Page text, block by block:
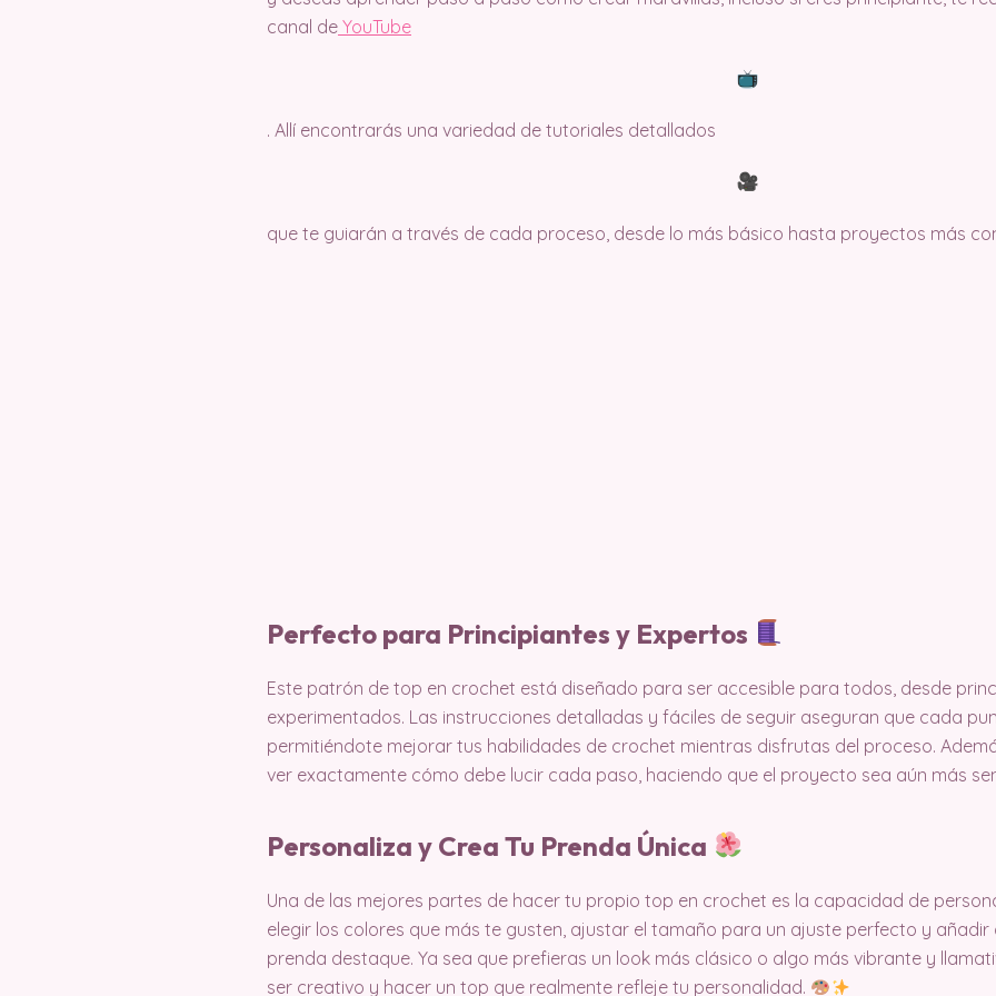
canal de YouTube
. Allí encontrarás una variedad de tutoriales detallados
que te guiarán a través de cada proceso, desde lo más básico hasta proyectos más
Perfecto para Principiantes y Expertos
Este patrón de top en crochet está diseñado para ser accesible para todos, desde
experimentados. Las instrucciones detalladas y fáciles de seguir aseguran que cada
permitiéndote mejorar tus habilidades de crochet mientras disfrutas del proceso.
ver exactamente cómo debe lucir cada paso, haciendo que el proyecto sea aún más
Personaliza y Crea Tu Prenda Única
Una de las mejores partes de hacer tu propio top en crochet es la capacidad de
elegir los colores que más te gusten, ajustar el tamaño para un ajuste perfecto y
prenda destaque. Ya sea que prefieras un look más clásico o algo más vibrante y
ser creativo y hacer un top que realmente refleje tu personalidad.